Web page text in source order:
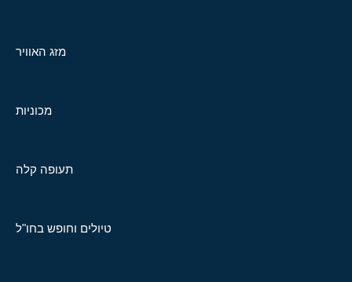
מזג האוויר
מכוניות
תעופה קלה
טיולים וחופש בחו"ל